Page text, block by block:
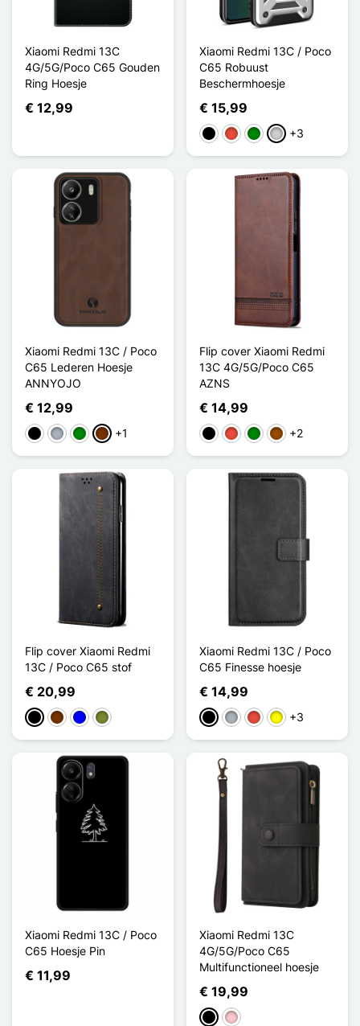
Xiaomi Redmi 13C
4G/5G/Poco C65 Gouden
Ring Hoesje
€ 12,99
Xiaomi Redmi 13C / Poco
C65 Robuust
Beschermhoesje
€ 15,99
ZwartRoodGroenZilver+3
Xiaomi Redmi 13C / Poco
C65 Lederen Hoesje
ANNYOJO
€ 12,99
ZwartGrijsGroenKoffie
+1
Flip cover Xiaomi Redmi
13C 4G/5G/Poco C65
AZNS
€ 14,99
ZwartRoodGroenBruin+2
Flip cover Xiaomi Redmi
13C / Poco C65 stof
€ 20,99
ZwartKoffieBlauwKhaki
Xiaomi Redmi 13C / Poco
C65 Finesse hoesje
€ 14,99
ZwartGrijsRoodGeel+3
Xiaomi Redmi 13C / Poco
C65 Hoesje Pin
€ 11,99
Xiaomi Redmi 13C
4G/5G/Poco C65
Multifunctioneel hoesje
€ 19,99
ZwartRoze